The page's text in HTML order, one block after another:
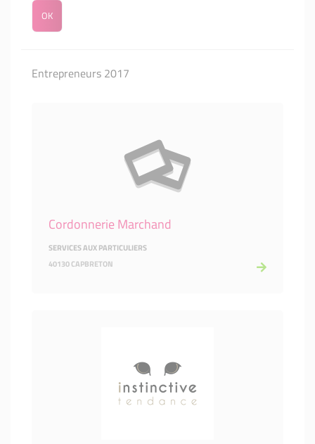
Entrepreneurs 2017
Cordonnerie Marchand
SERVICES AUX PARTICULIERS
40130 CAPBRETON